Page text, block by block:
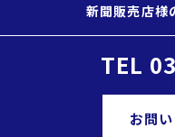
新聞販売店様
TEL
お問